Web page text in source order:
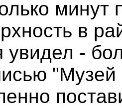
минут
в
увидел -
"Музей